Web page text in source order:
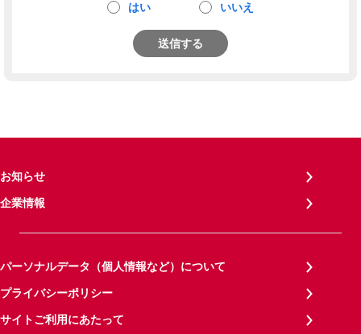
はい いいえ
送信する
お知らせ
企業情報
パーソナルデータ（個人情報など）について
プライバシーポリシー
サイトご利用にあたって